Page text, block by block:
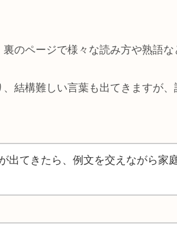
のページで様々な読み方や熟語な
結構難しい言葉も出てきますが
出てきたら、例文を交えながら家